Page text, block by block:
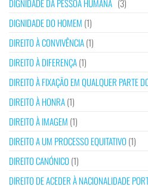
DIGNIDADE DA PESSOA HUMANA (3)
DIGNIDADE DO HOMEM (1)
DIREITO À CONVIVÊNCIA(1)
DIREITO À DIFERENÇA(1)
DIREITO À FIXAÇÃO EM QUALQUER PARTE
DIREITO À HONRA(1)
DIREITO À IMAGEM (1)
DIREITO A UM PROCESSO EQUITATIVO (1)
DIREITO CANÓNICO (1)
DIREITO DE ACEDER À NACIONALIDADE